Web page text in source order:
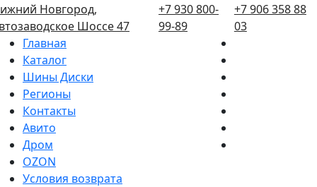
Новгород,
Шоссе 47
+7 930 800-
99-89
+7 906 358 88
03
Главная
Каталог
Шины Диски
Регионы
Контакты
Авито
Дром
OZON
Условия возврата